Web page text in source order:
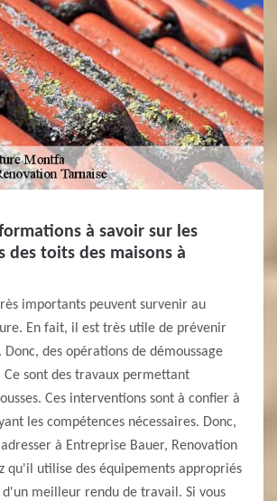
à savoir sur les
des toits des maisons à
importants peuvent survenir au
En fait, il est très utile de prévenir
Donc, des opérations de démoussage
sont des travaux permettant
Ces interventions sont à confier à
les compétences nécessaires. Donc,
à Entreprise Bauer, Renovation
qu'il utilise des équipements appropriés
meilleur rendu de travail. Si vous